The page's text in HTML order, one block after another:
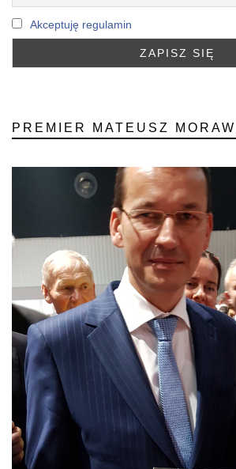
Akceptuję regulamin
PREMIER MATEUSZ